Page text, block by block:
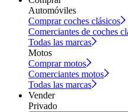
Automóviles
Comprar coches clásicos
Comerciantes de coches
Todas las marcas
Motos
Comprar motos
Comerciantes motos
Todas las marcas
Vender
Privado